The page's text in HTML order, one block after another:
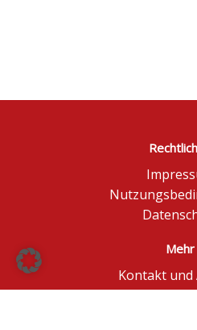
Mehr
Kontakt
Börse